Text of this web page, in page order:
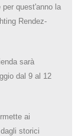
quest'anno la
Rendez-
sarà
dal 9 al 12
ai
storici